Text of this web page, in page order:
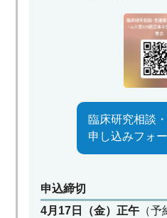
臨床研究相談
申し込みフォ
申込締切
4月17日（金）正午 （